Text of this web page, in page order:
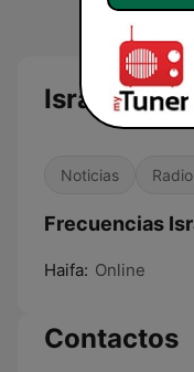
Israel
Noticias
Frecuencias
Haifa: Online
Contactos